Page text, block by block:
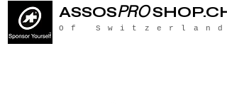
ASSOSPROSHOP.CH
Of Switzerland